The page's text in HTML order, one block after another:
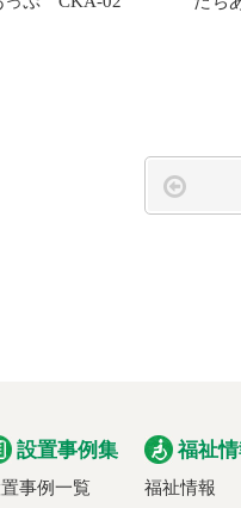
設置事例集
事例一覧
福祉
福祉情報